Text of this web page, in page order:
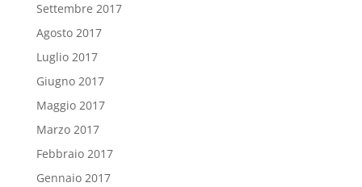
Settembre 2017
Agosto 2017
Luglio 2017
Giugno 2017
Maggio 2017
Marzo 2017
Febbraio 2017
Gennaio 2017